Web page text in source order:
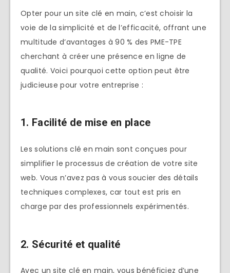
Opter pour un site clé en main, c’est choisir la
voie de la simplicité et de l’efficacité, offrant une
multitude d’avantages à 90 % des PME-TPE
cherchant à créer une présence en ligne de
qualité. Voici pourquoi cette option peut être
judicieuse pour votre entreprise :
1. Facilité de mise en place
Les solutions clé en main sont conçues pour
simplifier le processus de création de votre site
web. Vous n’avez pas à vous soucier des détails
techniques complexes, car tout est pris en
charge par des professionnels expérimentés.
2. Sécurité et qualité
Avec un site clé en main, vous bénéficiez d’une